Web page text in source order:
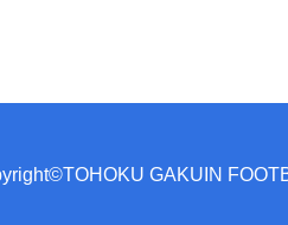
GAKUIN